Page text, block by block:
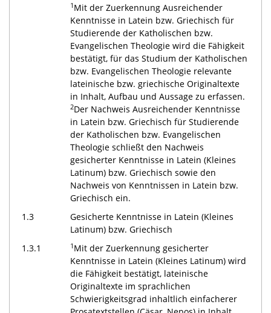
1 Mit der Zuerkennung Ausreichender
Kenntnisse in Latein bzw. Griechisch für
Studierende der Katholischen bzw.
Evangelischen Theologie wird die Fähigkeit
bestätigt, für das Studium der Katholischen
bzw. Evangelischen Theologie relevante
lateinische bzw. griechische Originaltexte
in Inhalt, Aufbau und Aussage zu erfassen.
2Der Nachweis Ausreichender Kenntnisse
in Latein bzw. Griechisch für Studierende
der Katholischen bzw. Evangelischen
Theologie schließt den Nachweis
gesicherter Kenntnisse in Latein (Kleines
Latinum) bzw. Griechisch sowie den
Nachweis von Kenntnissen in Latein bzw.
Griechisch ein.
1.3
Gesicherte Kenntnisse in Latein (Kleines
Latinum) bzw. Griechisch
1.3.1
1 Mit der Zuerkennung gesicherter
Kenntnisse in Latein (Kleines Latinum) wird
die Fähigkeit bestätigt, lateinische
Originaltexte im sprachlichen
Schwierigkeitsgrad inhaltlich einfacherer